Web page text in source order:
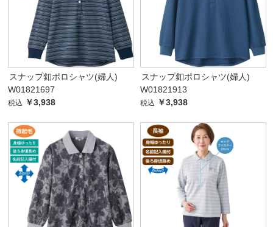
スナップ釦ポロシャツ(婦人)
W01821697
税込 ￥3,938
スナップ釦ポロシャツ(婦人)
W01821913
税込 ￥3,938